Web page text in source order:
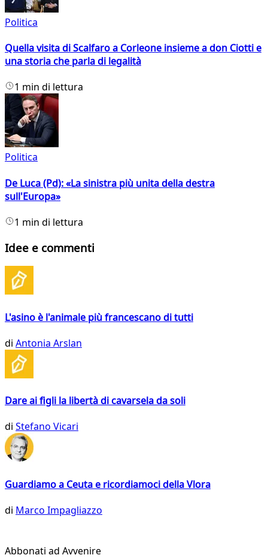
Politica
Quella visita di Scalfaro a Corleone insieme a don Ciotti e
una storia che parla di legalità
1 min di lettura
Politica
De Luca (Pd): «La sinistra più unita della destra
sull'Europa»
1 min di lettura
Idee e commenti
L'asino è l'animale più francescano di tutti
di Antonia Arslan
Dare ai figli la libertà di cavarsela da soli
di Stefano Vicari
Guardiamo a Ceuta e ricordiamoci della Vlora
di Marco Impagliazzo
Abbonati ad Avvenire